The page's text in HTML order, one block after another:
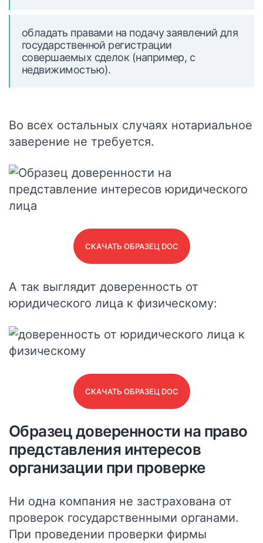
обладать правами на подачу заявлений для
государственной регистрации
совершаемых сделок (например, с
недвижимостью).
Во всех остальных случаях нотариальное
заверение не требуется.
СКАЧАТЬ ОБРАЗЕЦ DOC
А так выглядит доверенность от
юридического лица к физическому:
СКАЧАТЬ ОБРАЗЕЦ DOC
Образец доверенности на право
представления интересов
организации при проверке
Ни одна компания не застрахована от
проверок государственными органами.
При проведении проверки фирмы